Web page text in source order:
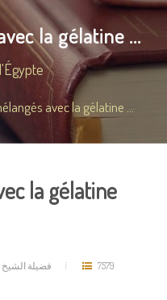
la gélatine ...
avec la gélatine ...
la gélatine
فضيلة الشيخ 7579